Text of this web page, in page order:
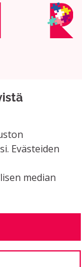
Evästeiden
median